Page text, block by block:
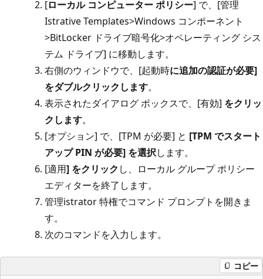
[ローカル コンピューター ポリシー] で、[管理
Istrative Templates>Windows コンポーネント
>BitLocker ドライブ暗号化>オペレーティング シス
テム ドライブ] に移動します。
右側のウィンドウで、[起動時に追加の認証が必要]
をダブルクリックします。
表示されたダイアログ ボックスで、[有効] をクリッ
クします。
[オプション] で、[TPM が必要] と [TPM でスタート
アップ PIN が必要] を選択します。
[適用] をクリック し、ローカル グループ ポリシー
エディターを終了します。
管理istrator 特権でコマンド プロンプトを開きま
す。
次のコマンドを入力します。
コピー